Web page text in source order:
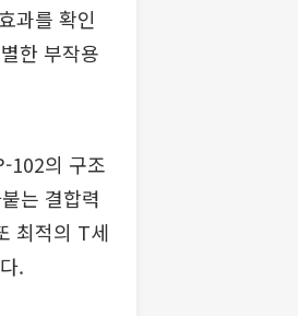
과를 확인
한 부작용
102의 구조
는 결합력
최적의 T세
.